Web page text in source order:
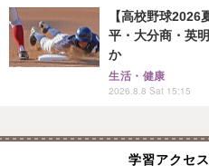
【高校野球
平・大分商・英
か
生活・健康
2026.8.8 Sat 15:15
学習アクセ